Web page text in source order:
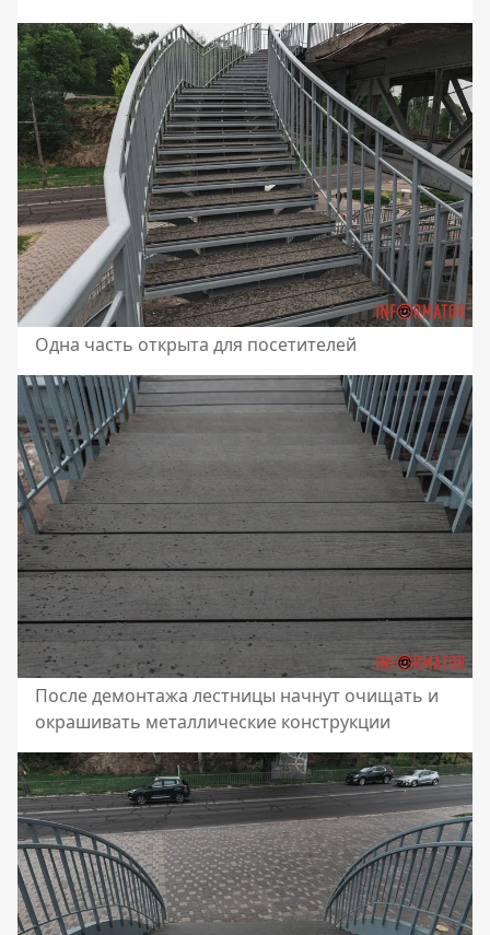
Одна часть открыта для посетителей
После демонтажа лестницы начнут очищать и
окрашивать металлические конструкции